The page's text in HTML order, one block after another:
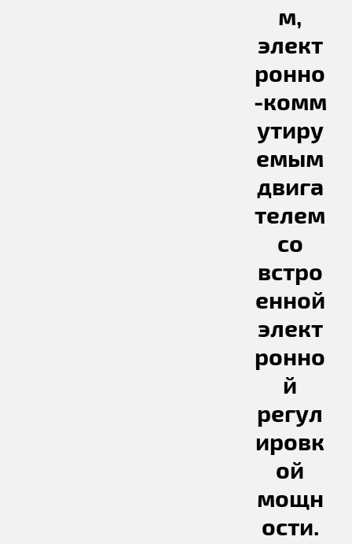
м,
элект
ронно
-комм
утиру
емым
двига
телем
со
встро
енной
элект
ронно
й
регул
ировк
ой
мощн
ости.